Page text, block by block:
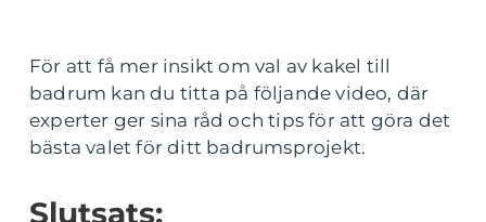
För att få mer insikt om val av kakel till
badrum kan du titta på följande video, där
experter ger sina råd och tips för att göra det
bästa valet för ditt badrumsprojekt.
Slutsats: